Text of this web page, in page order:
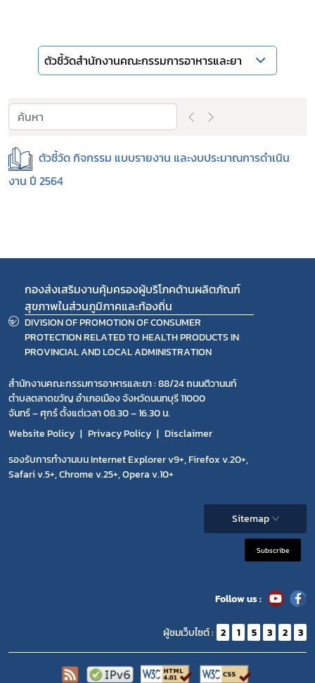
ตัวชี้วัดสำนักงานคณะกรรมการอาหารและยา
ตัวชี้วัด กิจกรรม แบบรายงาน และงบประมาณการดำเนิน
งาน ปี 2564
กองส่งเสริมงานคุ้มครองผู้บริโภคด้านผลิตภัณฑ์
สุขภาพในส่วนภูมิภาคและท้องถิ่น
DIVISION OF PROMOTION OF CONSUMER
PROTECTION RELATED TO HEALTH PRODUCTS IN
PROVINCIAL AND LOCAL ADMINISTRATION
สำนักงานคณะกรรมการอาหารและยา : 88/24 ถนนติวานนท์
ตำบลตลาดขวัญ อำเภอเมือง จังหวัดนนทบุรี 11000
จันทร์ – ศุกร์ ตั้งแต่เวลา 08.30 – 16.30 น.
Website Policy
Privacy Policy
Disclaimer
รองรับการทำงานบน Internet Explorer v9+, Firefox v.20+,
Safari v.5+, Chrome v.25+, Opera v.10+
Sitemap
Subscribe
Follow us :
ผู้ชมเว็บไซต์ : 2 1 5 3 2 3
covid
พรบ